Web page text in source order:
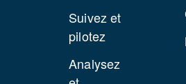
Suivez et
pilotez
Analysez